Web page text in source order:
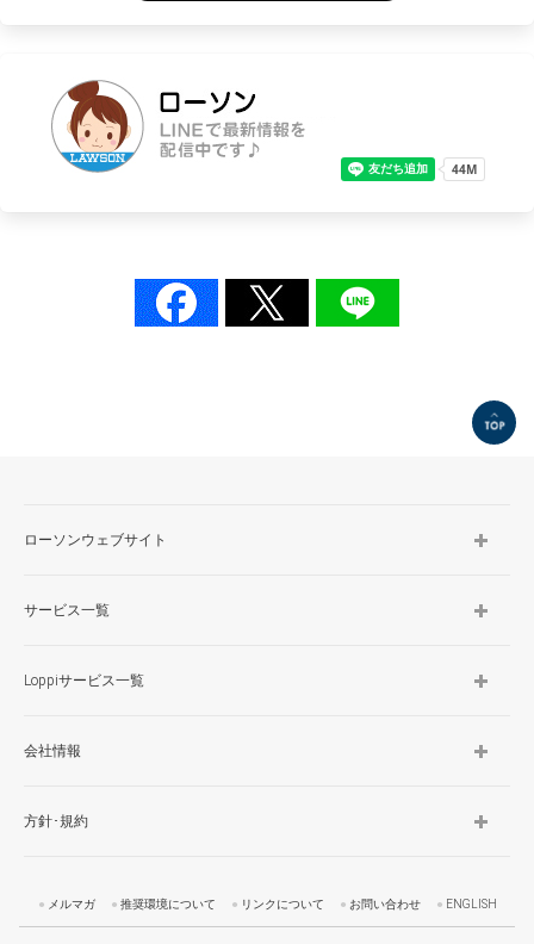
ローソンウェブサイト
サービス一覧
Loppiサービス一覧
会社情報
方針･規約
メルマガ 推奨環境について リンクについて お問い合わせ ENGLISH